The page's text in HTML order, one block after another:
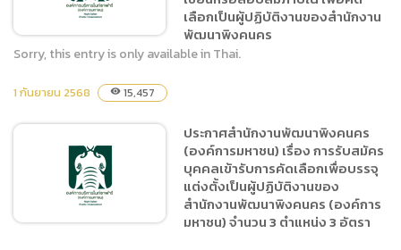
ไนท์ซาฟาฟรี (องค์การมหาชน)
จำนวน ๓ ตำแหน่ง ๓ อัตรา
(ภาษาไทย) ประกาศสำนักงาน
พัฒนาพิงคนคร (องค์การ
เข้ารับการสอบข้อเขียนหรือ
สอบสัมภาษณ์ เพื่อคัดเลือก
เป็นผู้ปฏิบัติงานของ
สำนักงานพัฒนาพิงคนคร
เลือกเป็นผู้ปฏิบัติงานของสำนักงาน
พัฒนาพิงคนคร
Sorry, this entry is only available in Thai.
1 กันยายน 2568 visibility 15,457
ประกาศสำนักงานพัฒนาพิงคนคร
(องค์การมหาชน) เรื่อง การรับสมัคร
บุคคลเข้ารับการคัดเลือกเพื่อบรรจุ
แต่งตั้งเป็นผู้ปฏิบัติงานของ
สำนักงานพัฒนาพิงคนคร (องค์การ
มหาชน) จำนวน 3 ตำแหน่ง 3 อัตรา